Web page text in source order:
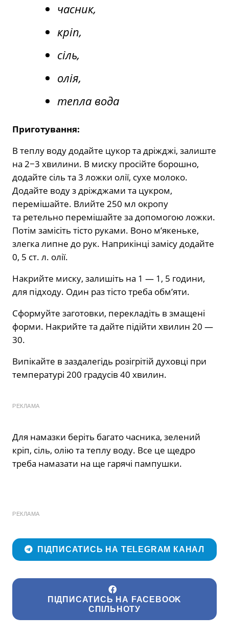
часник,
кріп,
сіль,
олія,
тепла вода
Приготування:
В теплу воду додайте цукор та дріжджі, залиште
на 2−3 хвилини. В миску просійте борошно,
додайте сіль та 3 ложки олії, сухе молоко.
Додайте воду з дріжджами та цукром,
перемішайте. Влийте 250 мл окропу
та ретельно перемішайте за допомогою ложки.
Потім замісіть тісто руками. Воно м’якеньке,
злегка липне до рук. Наприкінці замісу додайте
0, 5 ст. л. олії.
Накрийте миску, залишіть на 1 — 1, 5 години,
для підходу. Один раз тісто треба обм’яти.
Сформуйте заготовки, перекладіть в змащені
форми. Накрийте та дайте підійти хвилин 20 —
30.
Випікайте в заздалегідь розігрітій духовці при
температурі 200 градусів 40 хвилин.
РЕКЛАМА
Для намазки беріть багато часника, зелений
кріп, сіль, олію та теплу воду. Все це щедро
треба намазати на ще гарячі пампушки.
РЕКЛАМА
ПІДПИСАТИСЬ НА TELEGRAM КАНАЛ
ПІДПИСАТИСЬ НА FACEBOOK
СПІЛЬНОТУ